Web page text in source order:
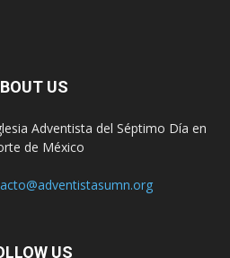
US
Adventista del Séptimo Día en
de México
US